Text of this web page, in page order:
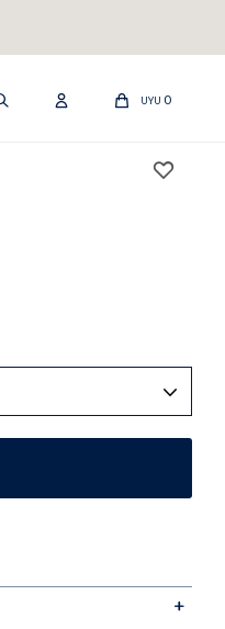
UYU 0